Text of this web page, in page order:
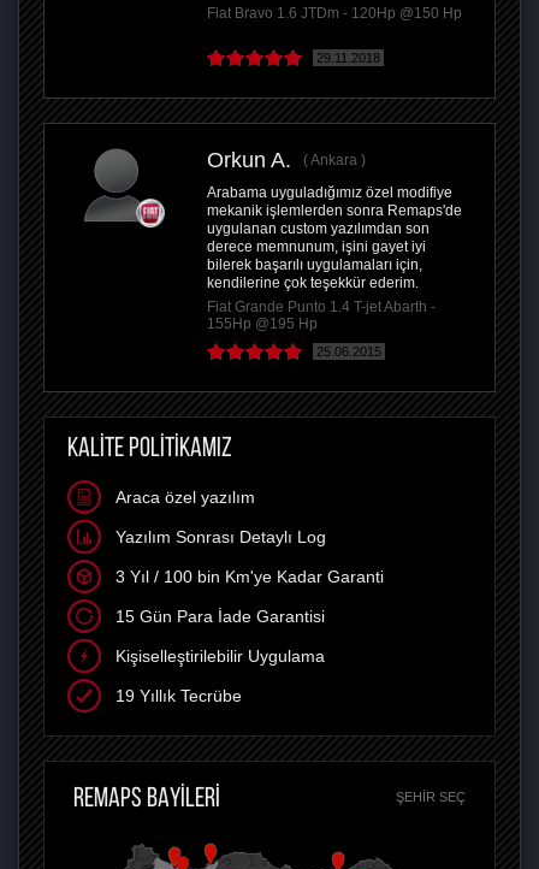
Fiat Bravo 1.6 JTDm - 120Hp @150 Hp
29.11.2018
Orkun A.
Ankara
Arabama uyguladığımız özel modifiye
mekanik işlemlerden sonra Remaps'de
uygulanan custom yazılımdan son
derece memnunum, işini gayet iyi
bilerek başarılı uygulamaları için,
kendilerine çok teşekkür ederim.
Fiat Grande Punto 1.4 T-jet Abarth -
155Hp @195 Hp
25.06.2015
KALİTE POLİTİKAMIZ
Araca özel yazılım
Yazılım Sonrası Detaylı Log
3 Yıl / 100 bin Km'ye Kadar Garanti
15 Gün Para İade Garantisi
Kişiselleştirilebilir Uygulama
19 Yıllık Tecrübe
REMAPS BAYİLERİ ŞEHIR SEÇ